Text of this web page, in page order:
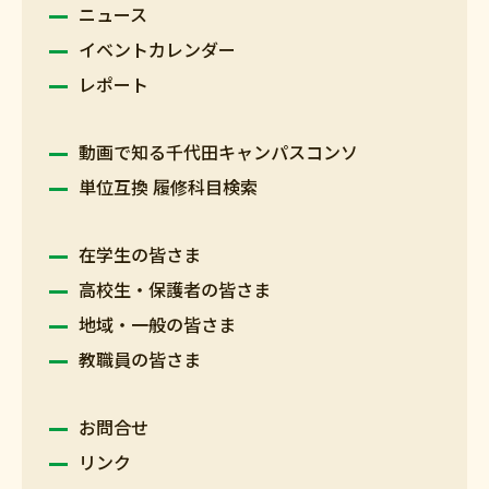
ニュース
イベントカレンダー
レポート
動画で知る千代田キャンパスコンソ
単位互換 履修科目検索
在学生の皆さま
高校生・保護者の皆さま
地域・一般の皆さま
教職員の皆さま
お問合せ
リンク